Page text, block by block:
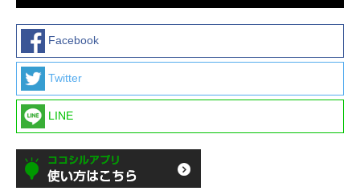
Facebook
Twitter
LINE